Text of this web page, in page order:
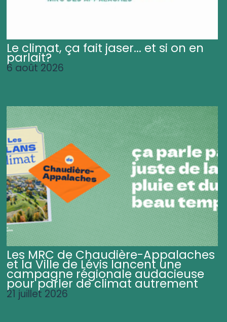
Le climat, ça fait jaser... et si on en
parlait?
6 août 2026
Les MRC de Chaudière-Appalaches
et la Ville de Lévis lancent une
campagne régionale audacieuse
pour parler de climat autrement
21 juillet 2026